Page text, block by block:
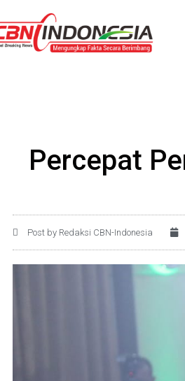
Percepat
Post by Redaksi CBN-Indonesia